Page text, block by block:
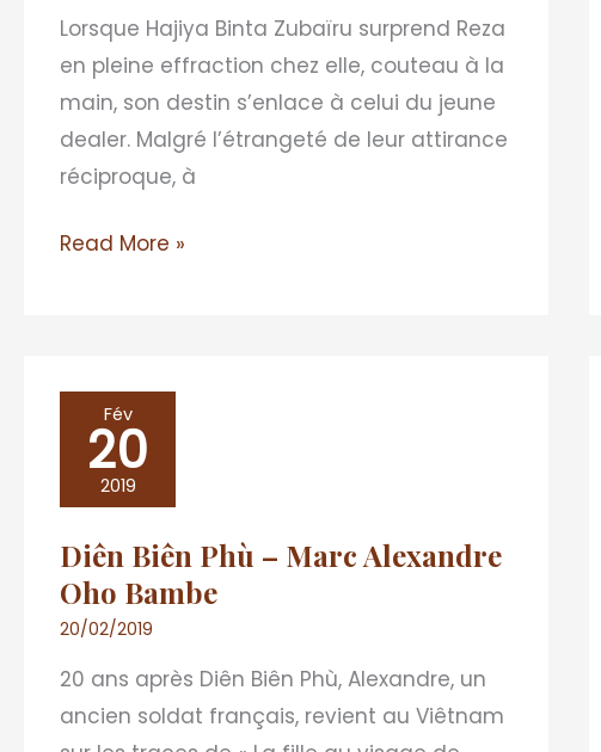
Lorsque Hajiya Binta Zubaïru surprend Reza
en pleine effraction chez elle, couteau à la
main, son destin s’enlace à celui du jeune
dealer. Malgré l’étrangeté de leur attirance
réciproque, à
Abubakar
Adam
Ibrahim
Read More »
Fév
20
2019
Diên Biên Phù – Marc Alexandre
Oho Bambe
20/02/2019
20 ans après Diên Biên Phù, Alexandre, un
ancien soldat français, revient au Viêtnam
Biên
Marc
Alexandre
Oho
Bambe